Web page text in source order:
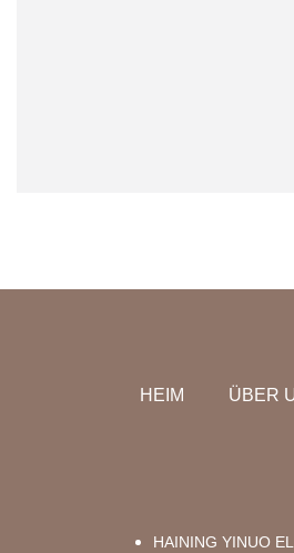
HEIM ÜBER
HAINING YINUO